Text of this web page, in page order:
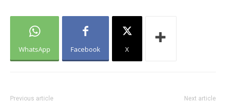
WhatsApp Facebook X
Previous article Next article